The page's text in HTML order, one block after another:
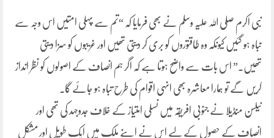
نبی اکرم صلی اللہ علیہ وسلم نے بھی فرمایا کہ “تم سے پہلی امتیں اس وجہ سے
تباہ ہو گئیں کیونکہ وہ طاقتوروں کو بری کر دیتی تھیں اور غریبوں کو سزا دیتی
تھیں۔” اس بات سے واضح ہوتا ہے کہ اگر ہم انصاف کے اصولوں کو نظر انداز
کریں گے تو ہمارا معاشرہ بھی انہی اقوام کی طرح تباہ ہو جائے گا۔
نیلسن منڈیلا نے جنوبی افریقہ میں نسلی امتیاز کے خلاف جدوجہد کی تھی اور
انصاف کے حصول کے لیے اس نے اپنے ملک میں ایک طویل اور مشکل